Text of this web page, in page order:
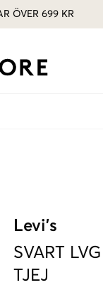
ÖVER 699 KR
Levi's
SVART
TJEJ